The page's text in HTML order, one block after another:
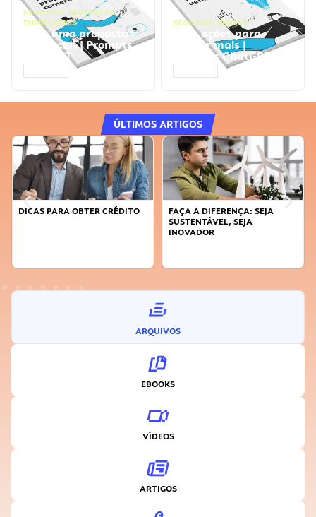
NEGÓCIOS, PROCESSOS
EMPRESARIAIS
Faça uma proposta
comercial | Prompts
ChatGPT
NEGÓCIOS, VENDAS
Faça ações para
vender mais |
Prompts ChatGPT
ÚLTIMOS ARTIGOS
DICAS PARA OBTER CRÉDITO
FAÇA A DIFERENÇA: SEJA
SUSTENTÁVEL, SEJA
INOVADOR
ARQUIVOS
EBOOKS
VÍDEOS
ARTIGOS